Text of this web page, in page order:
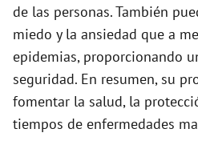
de las personas. También
miedo y la ansiedad que a
epidemias, proporcionando
seguridad. En resumen, su
fomentar la salud, la
tiempos de enfermedades